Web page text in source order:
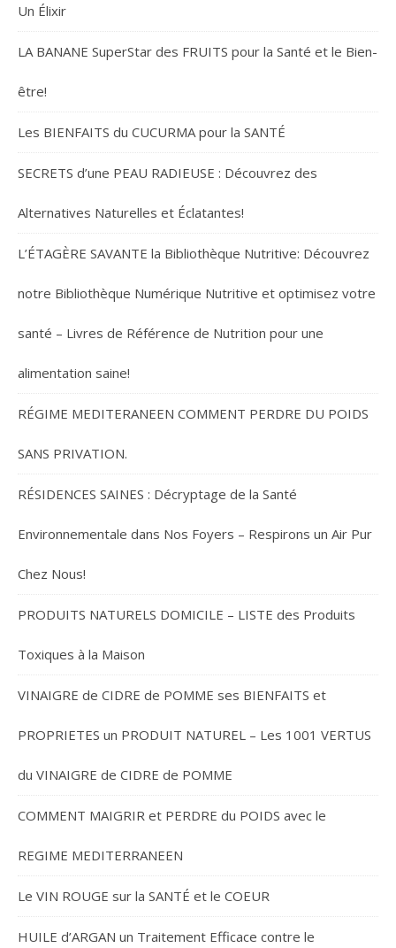
Un Élixir
LA BANANE SuperStar des FRUITS pour la Santé et le Bien-
être!
Les BIENFAITS du CUCURMA pour la SANTÉ
SECRETS d’une PEAU RADIEUSE : Découvrez des
Alternatives Naturelles et Éclatantes!
L’ÉTAGÈRE SAVANTE la Bibliothèque Nutritive: Découvrez
notre Bibliothèque Numérique Nutritive et optimisez votre
santé – Livres de Référence de Nutrition pour une
alimentation saine!
RÉGIME MEDITERANEEN COMMENT PERDRE DU POIDS
SANS PRIVATION.
RÉSIDENCES SAINES : Décryptage de la Santé
Environnementale dans Nos Foyers – Respirons un Air Pur
Chez Nous!
PRODUITS NATURELS DOMICILE – LISTE des Produits
Toxiques à la Maison
VINAIGRE de CIDRE de POMME ses BIENFAITS et
PROPRIETES un PRODUIT NATUREL – Les 1001 VERTUS
du VINAIGRE de CIDRE de POMME
COMMENT MAIGRIR et PERDRE du POIDS avec le
REGIME MEDITERRANEEN
Le VIN ROUGE sur la SANTÉ et le COEUR
HUILE d’ARGAN un Traitement Efficace contre le